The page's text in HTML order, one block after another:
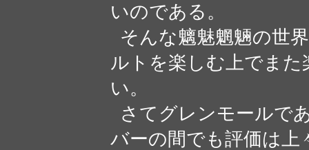
いのである。
そんな魑魅魍魎の世
ルトを楽しむ上でま
い。
さてグレンモールで
バーの間でも評価は上